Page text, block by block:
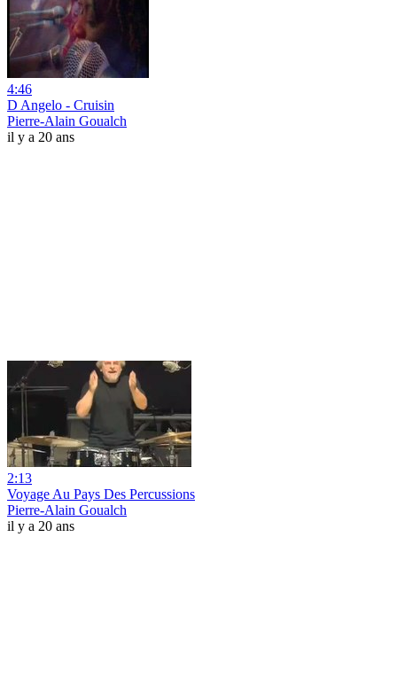
4:46
D Angelo - Cruisin
Pierre-Alain Goualch
il y a 20 ans
2:13
Voyage Au Pays Des Percussions
Pierre-Alain Goualch
il y a 20 ans